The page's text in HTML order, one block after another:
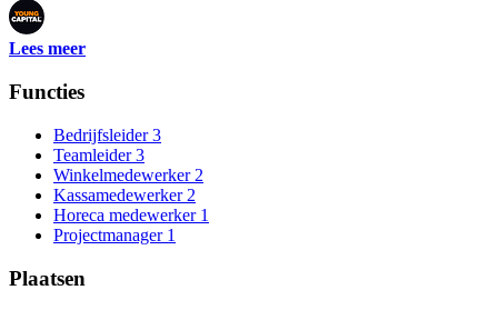
Lees meer
Functies
Bedrijfsleider 3
Teamleider 3
Winkelmedewerker 2
Kassamedewerker 2
Horeca medewerker 1
Projectmanager 1
Plaatsen